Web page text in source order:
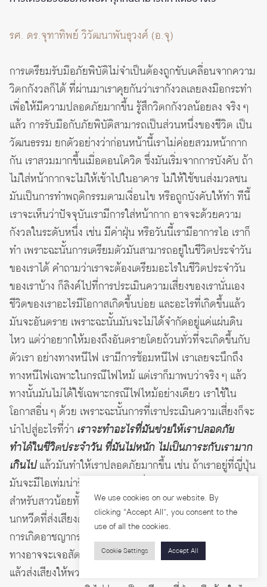
รศ. ดร.จุฑาทิพย์ วิวัฒนาพันธุวงศ์ (อ.จุ)
การเตรียมรับมือภัยพิบัติไม่จำเป็นต้องถูกขับเคลื่อนจากความ
วิตกกังวลก็ได้ ที่ผ่านมาเราคุยกันว่าเรากังวลเลยลงมือกระทำ
เพื่อให้มีความปลอดภัยมากขึ้น รู้สึกวิตกกังวลน้อยลง จริง ๆ
แล้ว การรับมือกับภัยพิบัติสามารถเป็นส่วนหนึ่งของชีวิต เป็น
วัฒนธรรม ยกตัวอย่างว่าก่อนหน้านี้เราไม่ค่อยสวมหน้ากาก
กัน เราสวมมากขึ้นเมื่อตอนโควิด ซึ่งมันเริ่มจากการบังคับ ถ้า
ไม่ใส่หน้ากากจะไม่ให้เข้าไปในอาคาร ไม่ให้ใช้ขนส่งมวลชน
มันเป็นการทำพฤติกรรมตามเงื่อนไข หรือถูกบังคับให้ทำ ทีนี้
เราจะเห็นว่าปัจจุบันเรามีการใส่หน้ากาก อาจจะด้วยความ
กังวลในระดับหนึ่ง เช่น มีค่าฝุ่น หรือวันนี้เรามีอาการไอ เราก็
ทำ เพราะฉะนั้นการเตรียมตัวมันสามารถอยู่ในชีวิตประจำวัน
ของเราได้ คำถามว่าเราจะต้องเตรียมอะไรในชีวิตประจำวัน
ของเราบ้าง ก็ลิงค์ไปที่การประเมินความเสี่ยงของเรานั่นเอง
ชีวิตของเราอะไรมีโอกาสเกิดขึ้นบ่อย และอะไรที่เกิดขึ้นแล้ว
มันจะอันตราย เพราะฉะนั้นมันจะไม่ได้จำกัดอยู่แค่แผ่นดิน
ไหว แต่ว่าอยากให้มองถึงอันตรายโดยถ้วนทั่วที่จะเกิดขึ้นกับ
ตัวเรา อย่างทางหนีไฟ เรามีการซ้อมหนีไฟ เราเลยจะนึกถึง
ทางหนีไฟเฉพาะในกรณีไฟไหม้ แต่เราก็มาพบว่าจริง ๆ แล้ว
ทางนั้นมันไม่ได้ใช้เฉพาะกรณีไฟไหม้อย่างเดียว เราใช้ใน
โอกาสอื่น ๆ ด้วย เพราะฉะนั้นการที่เราประเมินความเสี่ยงก็จะ
นำไปสู่อะไรที่ว่า เราจะทำอะไรที่มันช่วยให้เราปลอดภัย
ทำได้ในชีวิตประจำวัน ที่มันไม่หนัก ไม่เป็นภาระกับเรามาก
เกินไปแล้วมันทำให้เราปลอดภัยมากขึ้น เช่น ถ้าเราอยู่ที่ญี่ปุ่น
มันจะมีไอเท่มน่ารัก ๆ เป็นตุ๊กตาที่พอดึงออกมาก็จะมีเสียงดัง
สำหรับสาวน้อยทั้งหลายที่ต้องเดินทางในที่มืดที่เปลี่ยว ตัว
นกหวีดที่ส่งเสียงดังก็จะช่วยให้คนสนใจเรา ซึ่งมันลดโอกาส
การเกิดอาชญากรรมได้ หรือในส่วนที่เป็นชนบท ระหว่างเดิน
ทางอาจจะเจอสัตว์ป่า ก็จะมีพวกกระดิ่งกริ๊ง ๆ ที่เมื่อเดินไป
แล้วส่งเสียงให้พวกสัตว์ป่าทราบว่ามีคนเดินผ่านมาทางนี้
We use cookies on our website. By
clicking “Accept All”, you consent to the
use of all the cookies.
Cookie Settings Accept All